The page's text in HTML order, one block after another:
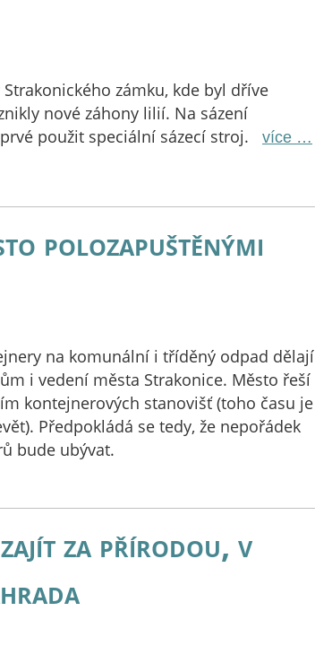
zámku, kde byl dříve
nové záhony lilií. Na sázení
použit speciální sázecí stroj. více …
polozapuštěnými
na komunální i tříděný odpad dělají
i vedení města Strakonice. Město řeší
kontejnerových stanovišť (toho času je
Předpokládá se tedy, že nepořádek
bude ubývat.
za přírodou, v